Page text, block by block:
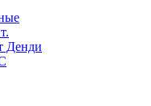
Денди